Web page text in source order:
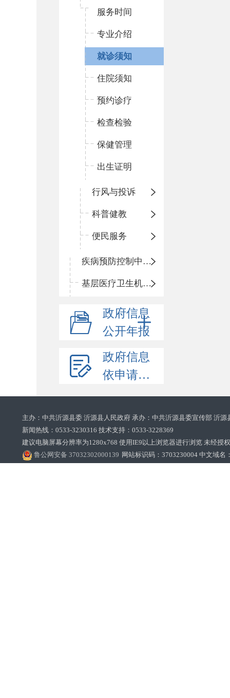
服务时间
专业介绍
就诊须知
住院须知
预约诊疗
检查检验
保健管理
出生证明
行风与投诉
科普健教
便民服务
疾病预防控制中心信息公开
基层医疗卫生机构信息公开
政府信息
公开年报
政府信息
依申请公开
主办：中共沂源县委 沂源县人民政府 承办：中共沂源县委宣传部 沂
新闻热线：0533-3230316 技术支持：0533-3228369‌‌
建议电脑屏幕分辨率为1280x768 使用IE9以上浏览器进行浏览 未经授
鲁公网安备 37032302000139 网站标识码：3703230004 中文域名